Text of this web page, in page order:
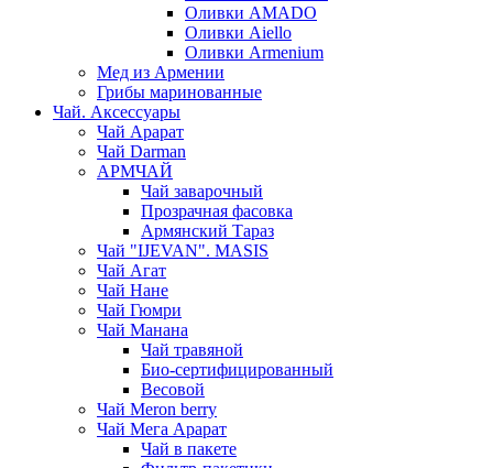
Оливки AMADO
Оливки Aiello
Оливки Armenium
Мед из Армении
Грибы маринованные
Чай. Аксессуары
Чай Арарат
Чай Darman
АРМЧАЙ
Чай заварочный
Прозрачная фасовка
Армянский Тараз
Чай "IJEVAN". MASIS
Чай Агат
Чай Нане
Чай Гюмри
Чай Манана
Чай травяной
Био-сертифицированный
Весовой
Чай Meron berry
Чай Мега Арарат
Чай в пакете